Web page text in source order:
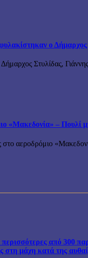
ο Δήμαρχος
Στυλίδας,
«Μακεδονία» – Πουλί
στο αεροδρόμιο
από 300
στη μάχη κατά της